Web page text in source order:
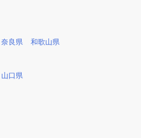
奈良県 和歌山県
山口県